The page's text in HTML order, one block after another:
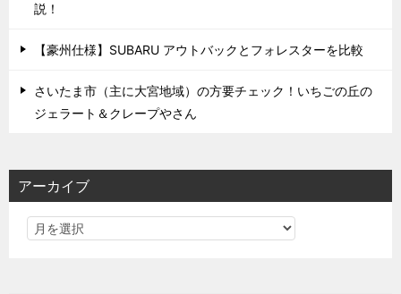
説！
【豪州仕様】SUBARU アウトバックとフォレスターを比較
さいたま市（主に大宮地域）の方要チェック！いちごの丘の
ジェラート＆クレープやさん
アーカイブ